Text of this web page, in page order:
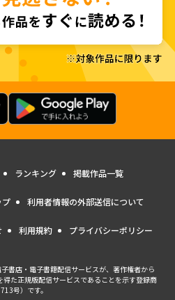
ランキング 掲載作品一覧
利用者情報の外部送信について
利用規約 プライバシーポリシー
書店・電子書籍配信サービスが、著作権者から
得た正規版配信サービスであることを示す登録商
号）です。